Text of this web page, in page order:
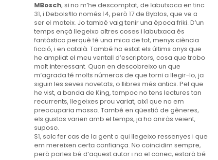
MBosch, si no m’he descomptat, de labutxaca en tinc
31, i Debols!llo només 14, però 17 de Byblos, que ve a
ser el mateix. Jo també vaig tenir una època friki. D’un
temps ençà llegeixo altres coses i labutxaca és
fantàstica perquè té una mica de tot, menys ciència
ficció, i en català. També ha estat els últims anys que
he ampliat el meu ventall d’escriptors, cosa que trobo
molt interessant. Quan en descobreixo un que
m’agrada té molts números de que torni a llegir-lo, ja
siguin les seves novetats, o llibres més antics. Pel que
he vist, a banda de King, tampoc no tens lectures tan
recurrents, llegeixes prou variat, així que no em
preocuparia massa. També en qüestió de gèneres,
els gustos varien amb el temps, ja ho aniràs veient,
suposo.
Sí, solc fer cas de la gent a qui llegeixo ressenyes i que
em mereixen certa confiança. No coincidim sempre,
però parles bé d’aquest autor i no el conec, estarà bé